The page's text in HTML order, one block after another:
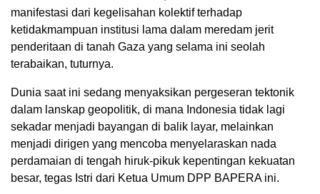
manifestasi dari kegelisahan kolektif terhadap
ketidakmampuan institusi lama dalam meredam jerit
penderitaan di tanah Gaza yang selama ini seolah
terabaikan, tuturnya.
Dunia saat ini sedang menyaksikan pergeseran tektonik
dalam lanskap geopolitik, di mana Indonesia tidak lagi
sekadar menjadi bayangan di balik layar, melainkan
menjadi dirigen yang mencoba menyelaraskan nada
perdamaian di tengah hiruk-pikuk kepentingan kekuatan
besar, tegas Istri dari Ketua Umum DPP BAPERA ini.